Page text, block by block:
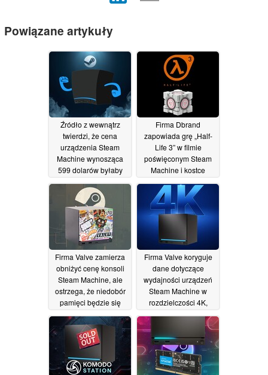
Powiązane artykuły
Źródło z wewnątrz
twierdzi, że cena
urządzenia Steam
Machine wynosząca
599 dolarów byłaby
Valve poradziła sobie z
niedoborem pamięci
28/06/2026
Firma Dbrand
zapowiada grę „Half-
Life 3” w filmie
poświęconym Steam
Machine i kostce
„Portal”
27/06/2026
Firma Valve zamierza
obniżyć cenę konsoli
Steam Machine, ale
ostrzega, że niedobór
pamięci będzie się
27/06/2026
Firma Valve koryguje
dane dotyczące
wydajności urządzeń
Steam Machine w
rozdzielczości 4K,
poddają w wątpliwość
ich cenę26/06/2026